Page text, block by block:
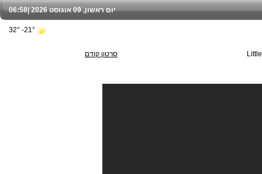
סרטון קודם
06:58 יום ראשון, 09 אוגוסט 2026 |
21°- 32°